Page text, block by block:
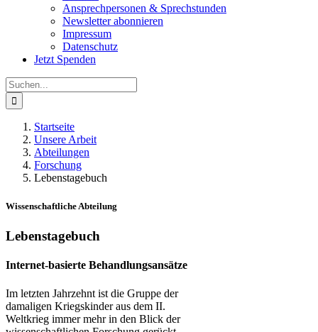
Ansprechpersonen & Sprechstunden
Newsletter abonnieren
Impressum
Datenschutz
Jetzt Spenden
Suche
nach:
Startseite
Unsere Arbeit
Abteilungen
Forschung
Lebenstagebuch
Wissenschaftliche Abteilung
Lebenstagebuch
Internet-basierte Behandlungsansätze
Im letzten Jahrzehnt ist die Gruppe der
damaligen Kriegskinder aus dem II.
Weltkrieg immer mehr in den Blick der